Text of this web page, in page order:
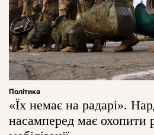
Політика
«Їх немає на радарі».
насамперед має охопити